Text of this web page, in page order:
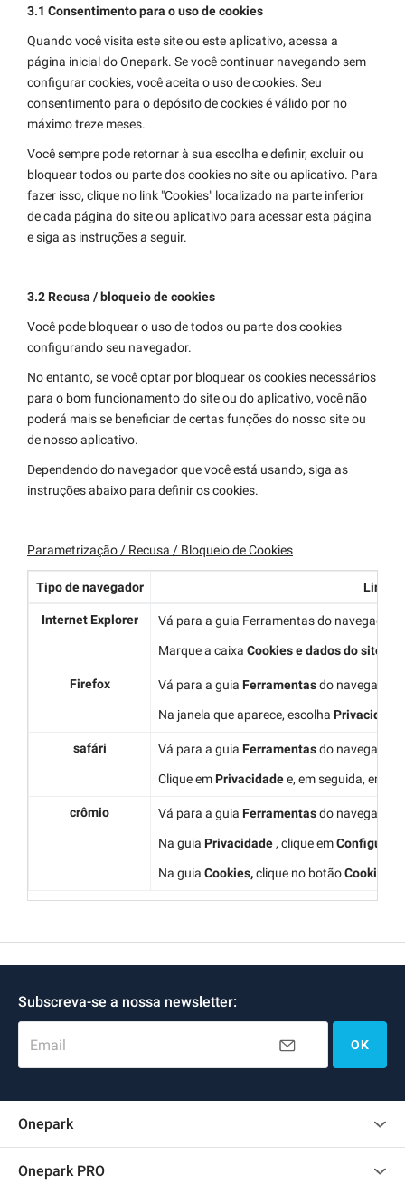
3.1 Consentimento para o uso de cookies
Quando você visita este site ou este aplicativo, acessa a
página inicial do Onepark. Se você continuar navegando sem
configurar cookies, você aceita o uso de cookies. Seu
consentimento para o depósito de cookies é válido por no
máximo treze meses.
Você sempre pode retornar à sua escolha e definir, excluir ou
bloquear todos ou parte dos cookies no site ou aplicativo. Para
fazer isso, clique no link "Cookies" localizado na parte inferior
de cada página do site ou aplicativo para acessar esta página
e siga as instruções a seguir.
3.2 Recusa / bloqueio de cookies
Você pode bloquear o uso de todos ou parte dos cookies
configurando seu navegador.
No entanto, se você optar por bloquear os cookies necessários
para o bom funcionamento do site ou do aplicativo, você não
poderá mais se beneficiar de certas funções do nosso site ou
de nosso aplicativo.
Dependendo do navegador que você está usando, siga as
instruções abaixo para definir os cookies.
Parametrização / Recusa / Bloqueio de Cookies
Tipo de navegador Link /
Internet Explorer Vá para a guia Ferramentas do navegador,
Marque a caixa Cookies e dados do site e
Firefox Vá para a guia Ferramentasdo navegador
Na janela que aparece, escolha Privacidade
safári Vá para a guia Ferramentasdo navegador
Clique emPrivacidadee, em seguida, em
crômio Vá para a guia Ferramentasdo navegador
Na guia Privacidade, clique em
Na guia Cookies,clique no botãoCookies e
Subscreva-se a nossa newsletter:
Email OK
Onepark
Onepark PRO